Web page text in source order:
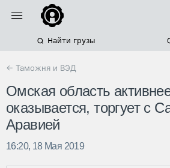
Найти грузы
← Таможня и ВЭД
Омская область
оказывается, торгует с
Аравией
16:20, 18 Мая 2019